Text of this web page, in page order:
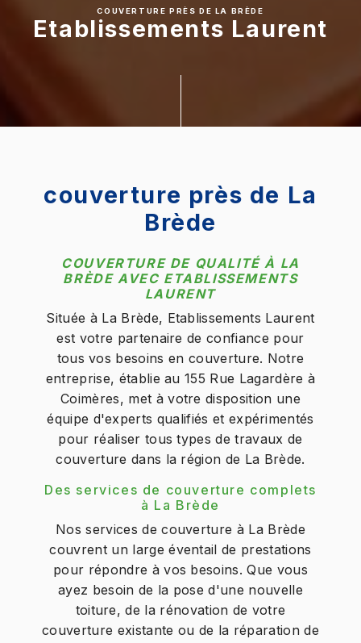
COUVERTURE PRÈS DE LA BRÈDE
Etablissements Laurent
couverture près de La
Brède
COUVERTURE DE QUALITÉ À LA
BRÈDE AVEC ETABLISSEMENTS
LAURENT
Située à La Brède, Etablissements Laurent
est votre partenaire de confiance pour
tous vos besoins en couverture. Notre
entreprise, établie au 155 Rue Lagardère à
Coimères, met à votre disposition une
équipe d'experts qualifiés et expérimentés
pour réaliser tous types de travaux de
couverture dans la région de La Brède.
Des services de couverture complets
à La Brède
Nos services de couverture à La Brède
couvrent un large éventail de prestations
pour répondre à vos besoins. Que vous
ayez besoin de la pose d'une nouvelle
toiture, de la rénovation de votre
couverture existante ou de la réparation de